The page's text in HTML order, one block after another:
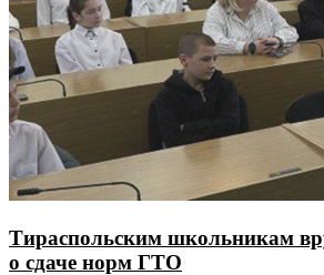
Тираспольским школьникам
о сдаче норм ГТО